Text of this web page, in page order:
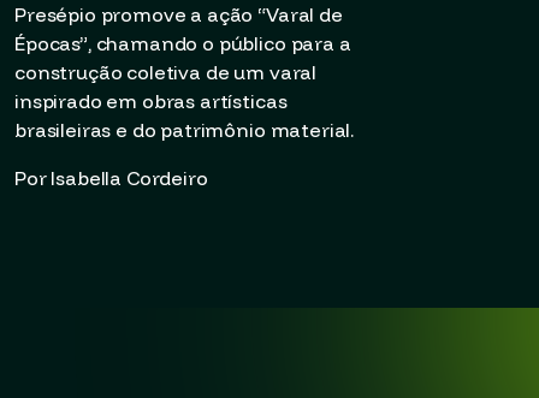
Presépio promove a ação “Varal de
Épocas”, chamando o público para a
construção coletiva de um varal
inspirado em obras artísticas
brasileiras e do patrimônio material.
Por Isabella Cordeiro